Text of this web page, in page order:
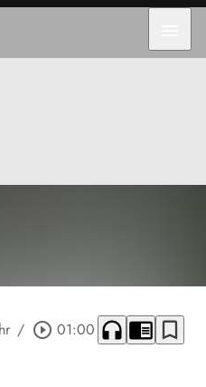
/ play_circle_outline 01:00 headphones chrome_reader_mode bookmark_border